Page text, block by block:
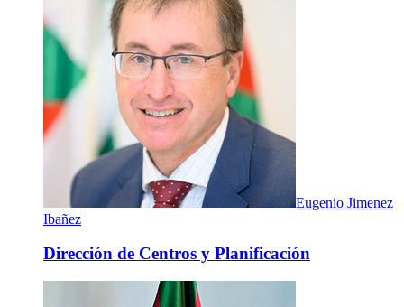
Eugenio Jimenez
Ibañez
Dirección de Centros y Planificación